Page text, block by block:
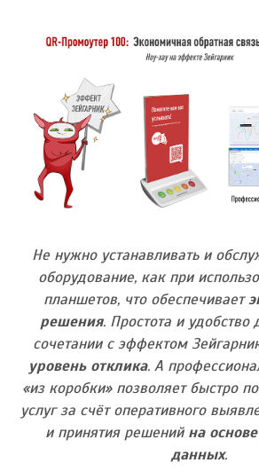
Не нужно устанавливать и
оборудование, как при
планшетов, что обеспечивает
решения. Простота и удобство
сочетании с эффектом
уровень отклика. А
«из коробки» позволяет быстро
услуг за счёт оперативного
и принятия решений на
данных.